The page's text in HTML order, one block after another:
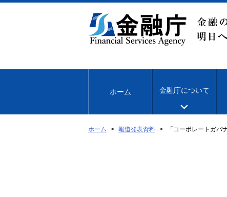
文
移
ホーム 金融庁について
ホーム 報道発表資料 「コーポレートガ